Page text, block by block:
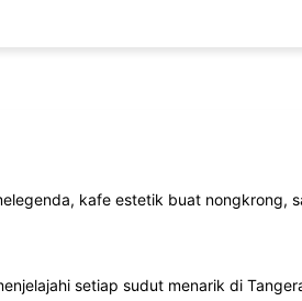
kafe estetik buat nongkrong,
setiap sudut menarik di